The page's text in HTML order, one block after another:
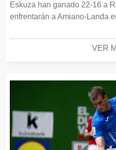
Eskuza han ganado 22-16 a
enfrentarán a Amiano-Landa
VER